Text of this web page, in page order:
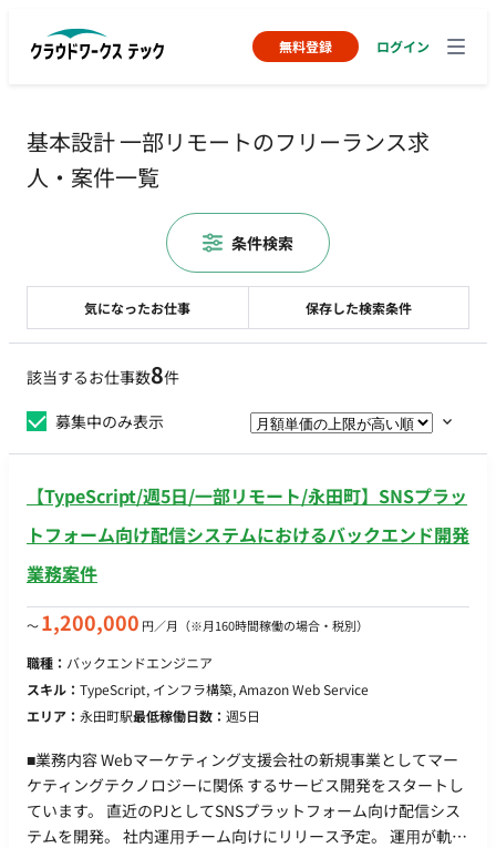
無料登録 ログイン
基本設計 一部リモートのフリーランス求
人・案件一覧
該当するお仕事数8件
募集中のみ表示
【TypeScript/週5日/一部リモート/永田町】SNSプラッ
トフォーム向け配信システムにおけるバックエンド開発
業務案件
〜1,200,000 円／月 （※月160時間稼働の場合・税別）
職種： バックエンドエンジニア
スキル： TypeScript, インフラ構築, Amazon Web Service
エリア： 永田町駅最低稼働日数： 週5日
■業務内容 Webマーケティング⽀援会社の新規事業としてマー
ケティングテクノロジーに関係 するサービス開発をスタートし
ています。 直近のPJとしてSNSプラットフォーム向け配信シス
テムを開発。 社内運⽤チーム向けにリリース予定。 運⽤が軌道
気になったお仕事 保存した検索条件
条件検索